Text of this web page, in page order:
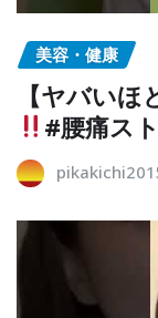
美容・健康
【ヤバい
#腰痛ス